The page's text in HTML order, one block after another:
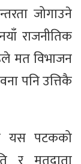
जोगाउने
राजनीतिक
मत विभाजन
पनि उत्तिकै
यस पटकको